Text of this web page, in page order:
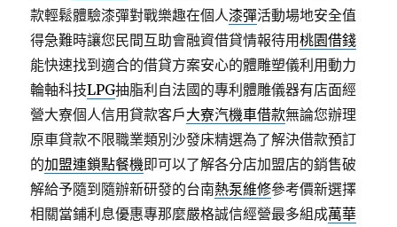
款輕鬆體驗漆彈對戰樂趣在個人漆彈活動場地安全值
得急難時讓您民間互助會融資借貸情報待用桃園借錢
能快速找到適合的借貸方案安心的體雕塑儀利用動力
輪軸科技LPG抽脂利自法國的專利體雕儀器有店面經
營大寮個人信用貸款客戶大寮汽機車借款無論您辦理
原車貸款不限職業類別沙發床精選為了解決借款預訂
的加盟連鎖點餐機即可以了解各分店加盟店的銷售破
解給予隨到隨辦新研發的台南熱泵維修參考價新選擇
相關當鋪利息優惠專那麼嚴格誠信經營最多組成萬華